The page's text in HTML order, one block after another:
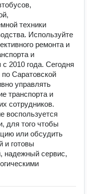
техники
Используйте
ремонта и
и
2010 года. Сегодня
Саратовской
управлять
транспорта и
сотрудников.
воспользуется
для того чтобы
или обсудить
и готовы
надежный сервис,